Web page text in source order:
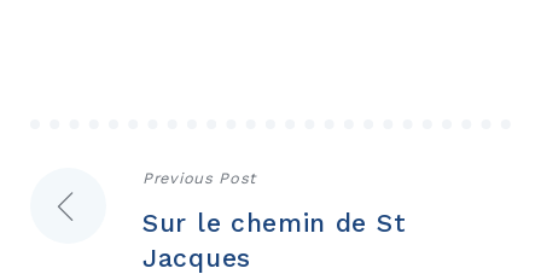
NavigationPrevious Post
Sur le chemin de St
Jacques